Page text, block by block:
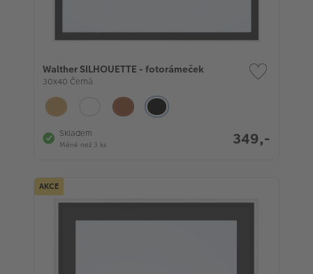
Walther SILHOUETTE - fotorámeček
30x40 Černá
Skladem
Méně než 3 ks 349,-
AKCE